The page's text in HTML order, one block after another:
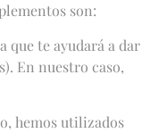
son:
que te ayudará a dar
En nuestro caso,
hemos utilizados